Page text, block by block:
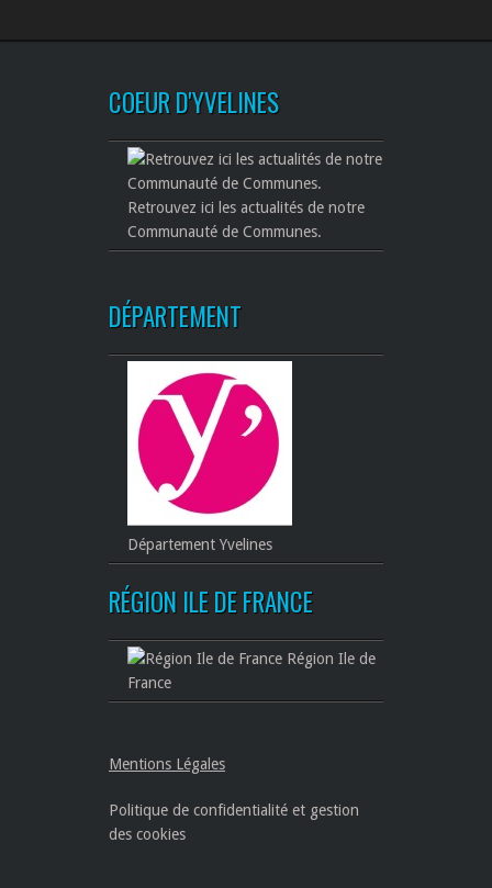
COEUR D'YVELINES
Retrouvez ici les actualités de notre
Communauté de Communes.
DÉPARTEMENT
Département Yvelines
RÉGION ILE DE FRANCE
Région Ile de
France
Mentions Légales
Politique de confidentialité et gestion
des cookies